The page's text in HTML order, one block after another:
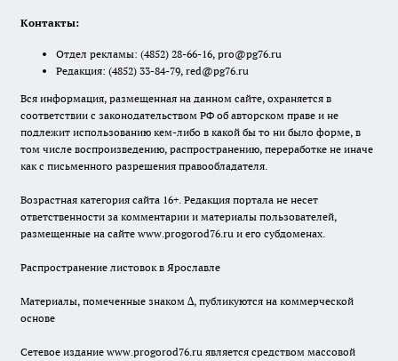
Контакты:
Отдел рекламы: (4852) 28-66-16, pro@pg76.ru
Редакция: (4852) 33-84-79, red@pg76.ru
Вся информация, размещенная на данном сайте, охраняется в
соответствии с законодательством РФ об авторском праве и не
подлежит использованию кем-либо в какой бы то ни было форме, в
том числе воспроизведению, распространению, переработке не иначе
как с письменного разрешения правообладателя.
Возрастная категория сайта 16+. Редакция портала не несет
ответственности за комментарии и материалы пользователей,
размещенные на сайте www.progorod76.ru и его субдоменах.
Распространение листовок в Ярославле
Материалы, помеченные знаком ∆, публикуются на коммерческой
основе
Сетевое издание www.progorod76.ru является средством массовой